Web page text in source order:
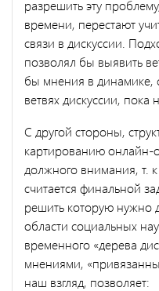
разрешить эту
времени, перестают
связи в дискуссии.
позволял бы выявить
бы мнения в динамике,
ветвях дискуссии, пока
С другой стороны,
картированию онлайн-
должного внимания, т.
считается финальной
решить которую нужно
области социальных
временного «дерева
мнениями,
наш взгляд, позволяет: